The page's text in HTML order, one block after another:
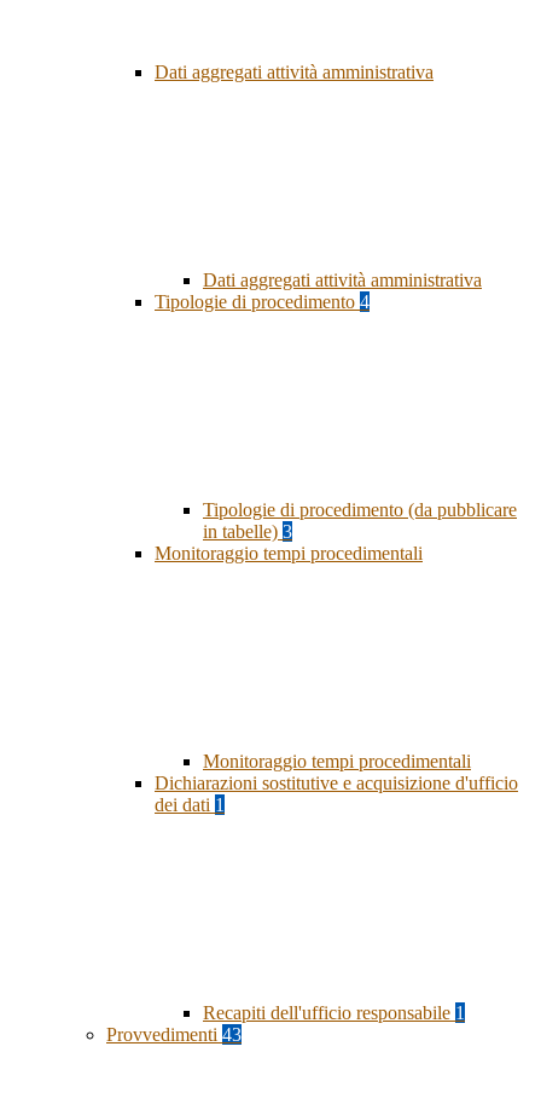
Dati aggregati attività amministrativa
Dati aggregati attività amministrativa
Tipologie di procedimento 4
Tipologie di procedimento (da pubblicare
in tabelle) 3
Monitoraggio tempi procedimentali
Monitoraggio tempi procedimentali
Dichiarazioni sostitutive e acquisizione d'ufficio
dei dati 1
Recapiti dell'ufficio responsabile 1
Provvedimenti 43